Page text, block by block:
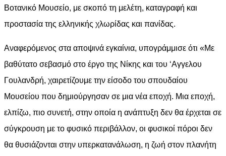
Βοτανικό Μουσείο, με σκοπό τη μελέτη, καταγραφή και
προστασία της ελληνικής χλωρίδας και πανίδας.
Αναφερόμενος στα αποψινά εγκαίνια, υπογράμμισε ότι «Με
βαθύτατο σεβασμό στο έργο της Νίκης και του ‘Αγγελου
Γουλανδρή, χαιρετίζουμε την είσοδο του σπουδαίου
Μουσείου που δημιούργησαν σε μια νέα εποχή. Μια εποχή,
ελπίζω, πιο συνετή, στην οποία η ανάπτυξη δεν θα έρχεται σε
σύγκρουση με το φυσικό περιβάλλον, οι φυσικοί πόροι δεν
θα θυσιάζονται στην υπερκατανάλωση, η ζωή στον πλανήτη